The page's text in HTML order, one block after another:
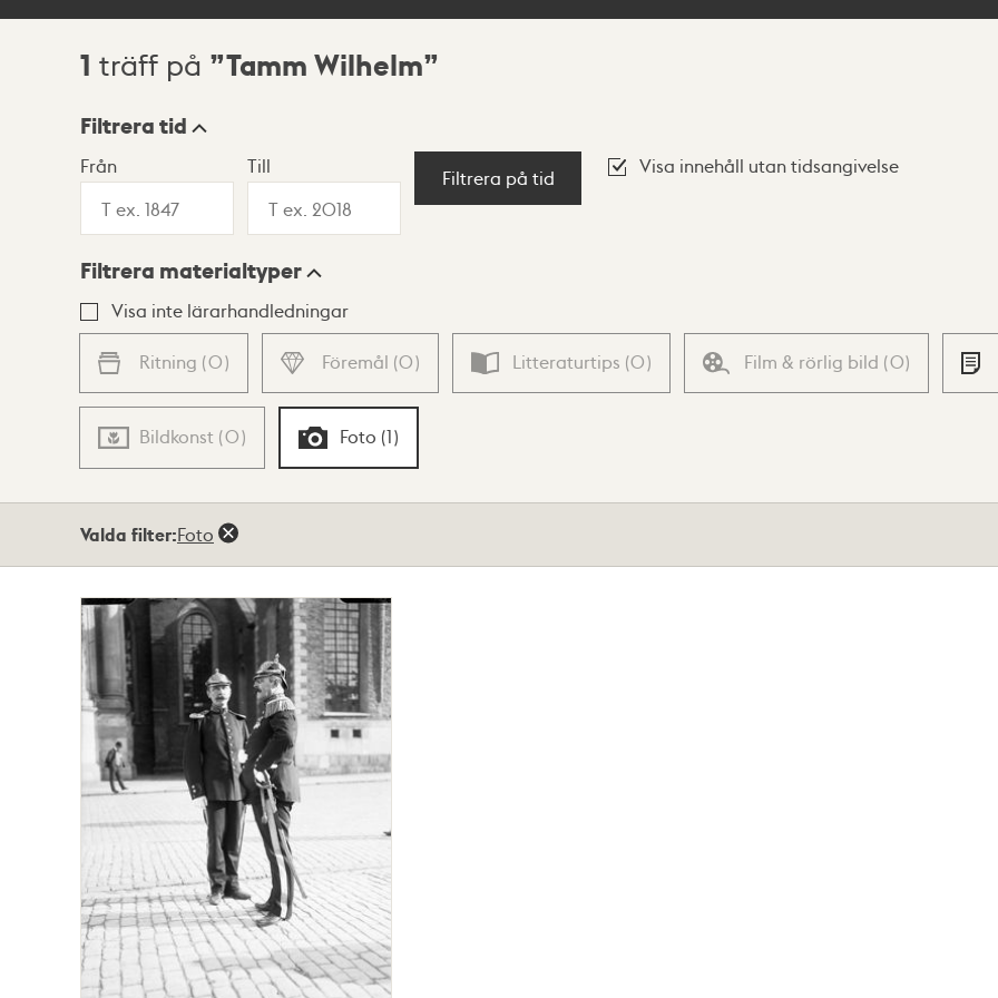
Sökresultat
1 träff på Tamm Wilhelm
Visningsläge
Lista Karta
Filtrera tid
Från Till
Filtrera på tid
Visa innehåll utan tidsangivelse
Filtrera materialtyper
Visa inte lärarhandledningar
Ritning (0) Föremål (0) Litteraturtips (0) Film & rörlig bild (0)
Bildkonst (0) Foto (1)
Valda filter:Foto